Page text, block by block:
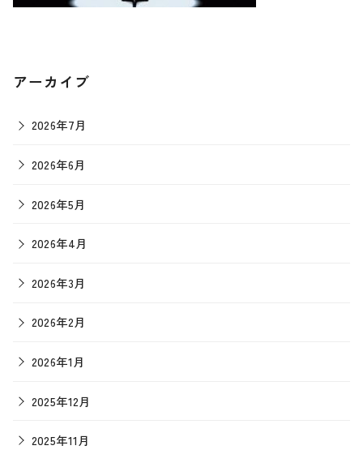
アーカイブ
2026年7月
2026年6月
2026年5月
2026年4月
2026年3月
2026年2月
2026年1月
2025年12月
2025年11月